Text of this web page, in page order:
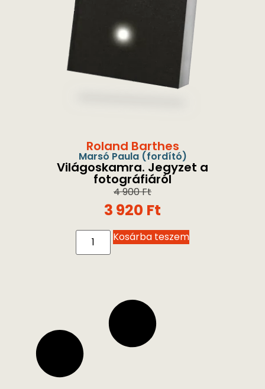
Roland Barthes
Marsó Paula(fordító)
Világoskamra. Jegyzet a
fotográfiáról
4 900Ft
3 920 Ft
Kosárba teszem